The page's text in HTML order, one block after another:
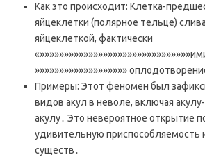
Как это происходит: Клетка-
яйцеклетки (полярное тельце)
яйцеклеткой, фактически
»»»»»»»»»»»»»»»»»»»
Примеры: Этот феномен был
видов акул в неволе, включая
акулу․ Это невероятное открытие
удивительную приспособляемость
существ․